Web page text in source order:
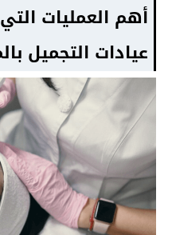
أهم العمليات
عيادات التجميل